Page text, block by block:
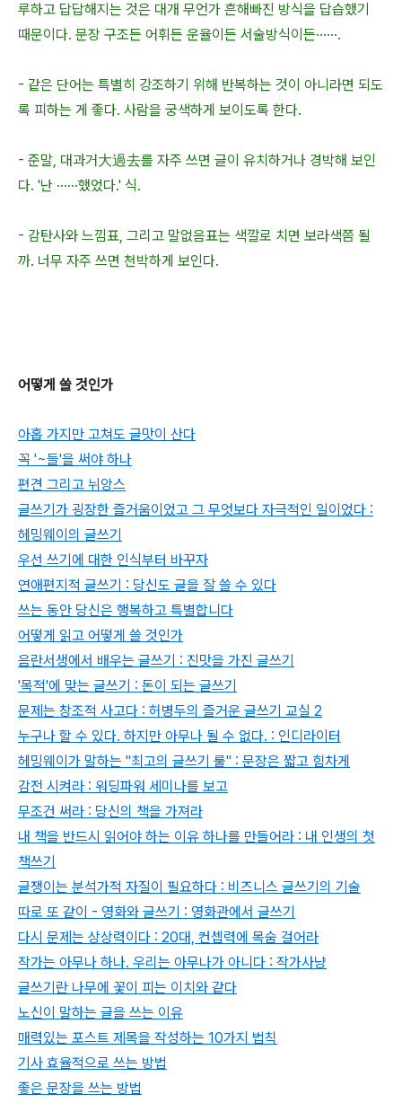
루하고 답답해지는 것은 대개 무언가 흔해빠진 방식을 답습했기
때문이다. 문장 구조든 어휘든 운율이든 서술방식이든······.
- 같은 단어는 특별히 강조하기 위해 반복하는 것이 아니라면 되도
록 피하는 게 좋다. 사람을 궁색하게 보이도록 한다.
- 준말, 대과거大過去를 자주 쓰면 글이 유치하거나 경박해 보인
다. '난 ······했었다.' 식.
- 감탄사와 느낌표, 그리고 말없음표는 색깔로 치면 보라색쯤 될
까. 너무 자주 쓰면 천박하게 보인다.
어떻게 쓸 것인가
아홉 가지만 고쳐도 글맛이 산다
꼭 '~들'을 써야 하나
편견 그리고 뉘앙스
글쓰기가 굉장한 즐거움이었고 그 무엇보다 자극적인 일이었다 :
헤밍웨이의 글쓰기
우선 쓰기에 대한 인식부터 바꾸자
연애편지적 글쓰기 : 당신도 글을 잘 쓸 수 있다
쓰는 동안 당신은 행복하고 특별합니다
어떻게 읽고 어떻게 쓸 것인가
음란서생에서 배우는 글쓰기 : 진맛을 가진 글쓰기
'목적'에 맞는 글쓰기 : 돈이 되는 글쓰기
문제는 창조적 사고다 : 허병두의 즐거운 글쓰기 교실 2
누구나 할 수 있다. 하지만 아무나 될 수 없다. : 인디라이터
헤밍웨이가 말하는 "최고의 글쓰기 룰" : 문장은 짧고 힘차게
감전 시켜라 : 워딩파워 세미나를 보고
무조건 써라 : 당신의 책을 가져라
내 책을 반드시 읽어야 하는 이유 하나를 만들어라 : 내 인생의 첫
책쓰기
글쟁이는 분석가적 자질이 필요하다 : 비즈니스 글쓰기의 기술
따로 또 같이 - 영화와 글쓰기 : 영화관에서 글쓰기
다시 문제는 상상력이다 : 20대, 컨셉력에 목숨 걸어라
작가는 아무나 하나. 우리는 아무나가 아니다 : 작가사냥
글쓰기란 나무에 꽃이 피는 이치와 같다
노신이 말하는 글을 쓰는 이유
매력있는 포스트 제목을 작성하는 10가지 법칙
기사 효율적으로 쓰는 방법
좋은 문장을 쓰는 방법